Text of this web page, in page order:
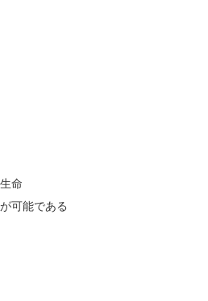
命
可能である